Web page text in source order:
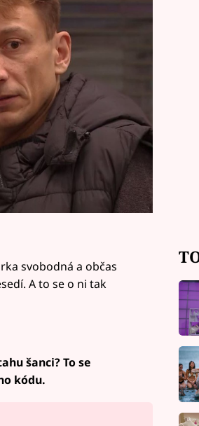
svobodná a občas
A to se o ni tak
šanci? To se
kódu.